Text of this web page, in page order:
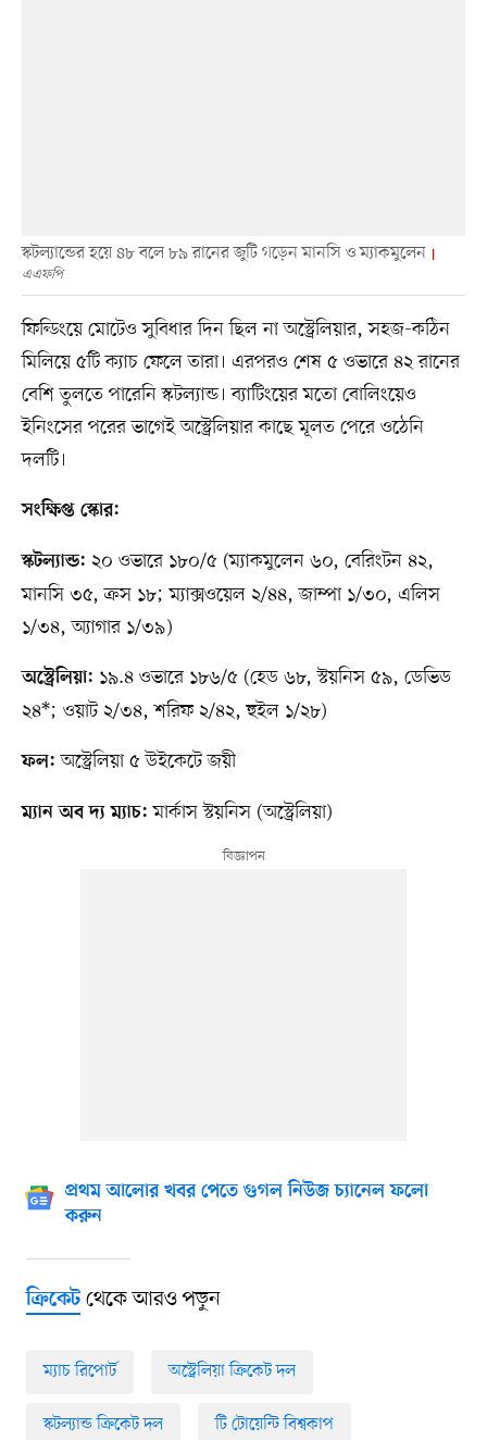
স্কটল্যান্ডের হয়ে ৪৮ বলে ৮৯ রানের জুটি গড়েন মানসি ও ম্যাকমুলেন
এএফপি
ফিল্ডিংয়ে মোটেও সুবিধার দিন ছিল না অস্ট্রেলিয়ার, সহজ-কঠিন
মিলিয়ে ৫টি ক্যাচ ফেলে তারা। এরপরও শেষ ৫ ওভারে ৪২ রানের
বেশি তুলতে পারেনি স্কটল্যান্ড। ব্যাটিংয়ের মতো বোলিংয়েও
ইনিংসের পরের ভাগেই অস্ট্রেলিয়ার কাছে মূলত পেরে ওঠেনি
দলটি।
সংক্ষিপ্ত স্কোর:
স্কটল্যান্ড: ২০ ওভারে ১৮০/৫ (ম্যাকমুলেন ৬০, বেরিংটন ৪২,
মানসি ৩৫, ক্রস ১৮; ম্যাক্সওয়েল ২/৪৪, জাম্পা ১/৩০, এলিস
১/৩৪, অ্যাগার ১/৩৯)
অস্ট্রেলিয়া: ১৯.৪ ওভারে ১৮৬/৫ (হেড ৬৮, স্টয়নিস ৫৯, ডেভিড
২৪*; ওয়াট ২/৩৪, শরিফ ২/৪২, হুইল ১/২৮)
ফল: অস্ট্রেলিয়া ৫ উইকেটে জয়ী
ম্যান অব দ্য ম্যাচ: মার্কাস স্টয়নিস (অস্ট্রেলিয়া)
প্রথম আলোর খবর পেতে গুগল নিউজ চ্যানেল ফলো
করুন
ক্রিকেটথেকে আরও পড়ুন
ম্যাচ রিপোর্ট অস্ট্রেলিয়া ক্রিকেট দল
স্কটল্যান্ড ক্রিকেট দল টি টোয়েন্টি বিশ্বকাপ